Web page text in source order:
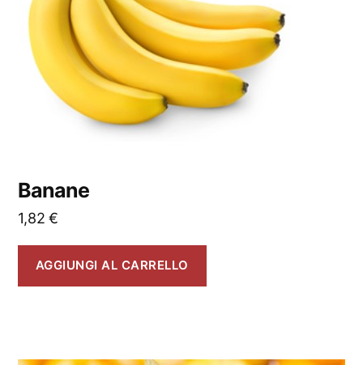
Banane
1,82€
AGGIUNGI AL CARRELLO